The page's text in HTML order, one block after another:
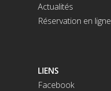
Actualités
Réservation en ligne
LIENS
Facebook